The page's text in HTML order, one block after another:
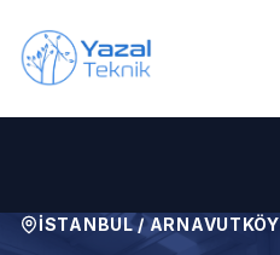
İSTANBUL/ ARNAVUTKÖY